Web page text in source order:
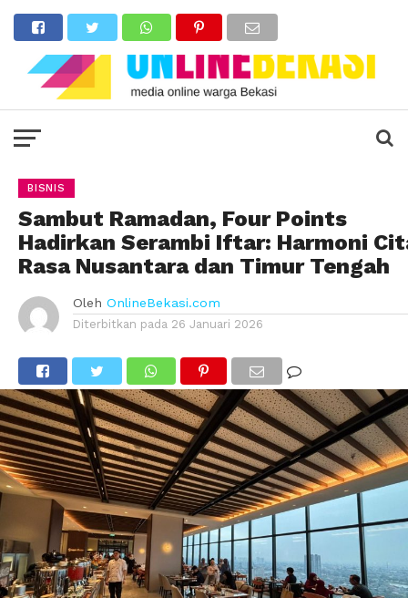
BISNIS
Sambut Ramadan, Four Points
Hadirkan Serambi Iftar: Harmoni
Rasa Nusantara dan Timur Tengah
Oleh OnlineBekasi.com
Diterbitkan pada 26 Januari 2026